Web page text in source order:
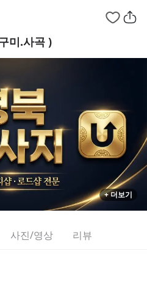
미.사곡 )경북 사곡동
+ 더보기
사진/영상 리뷰